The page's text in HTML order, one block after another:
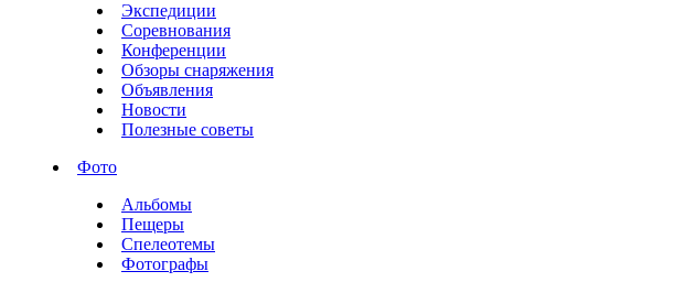
Экспедиции
Соревнования
Конференции
Обзоры снаряжения
Объявления
Новости
Полезные советы
Фото
Альбомы
Пещеры
Спелеотемы
Фотографы